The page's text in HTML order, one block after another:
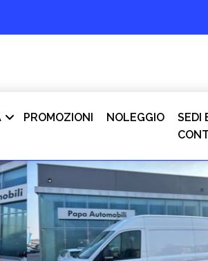
PROMOZIONI NOLEGGIO
SEDI